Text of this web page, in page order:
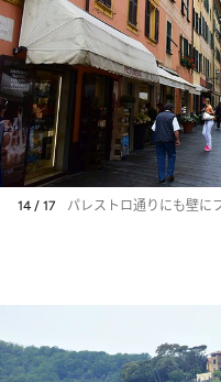
14 / 17 パレストロ通りにも壁に